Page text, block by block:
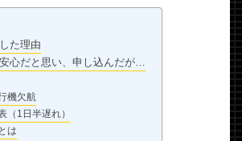
た理由
心だと思い、申し込んだが…
機欠航
（1日半遅れ）
は